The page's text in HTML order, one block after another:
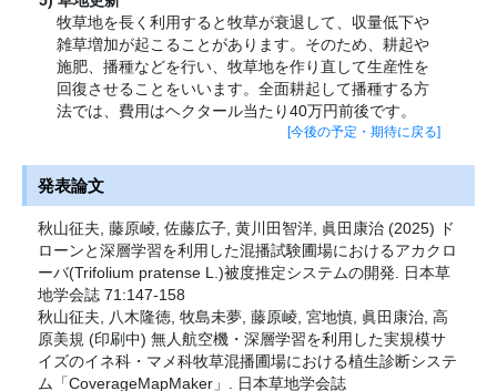
牧草地を長く利用すると牧草が衰退して、収量低下や
雑草増加が起こることがあります。そのため、耕起や
施肥、播種などを行い、牧草地を作り直して生産性を
回復させることをいいます。全面耕起して播種する方
法では、費用はヘクタール当たり40万円前後です。
[今後の予定・期待に戻る]
発表論文
秋山征夫, 藤原崚, 佐藤広子, 黄川田智洋, 眞田康治 (2025) ド
ローンと深層学習を利用した混播試験圃場におけるアカクロ
ーバ(Trifolium pratense L.)被度推定システムの開発. 日本草
地学会誌 71:147-158
秋山征夫, 八木隆徳, 牧島未夢, 藤原崚, 宮地慎, 眞田康治, 高
原美規 (印刷中) 無人航空機・深層学習を利用した実規模サ
イズのイネ科・マメ科牧草混播圃場における植生診断システ
ム「CoverageMapMaker」. 日本草地学会誌